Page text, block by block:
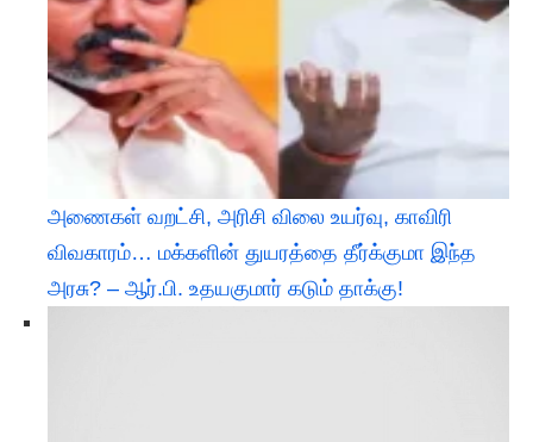
அணைகள் வறட்சி, அரிசி விலை உயர்வு, காவிரி
விவகாரம்… மக்களின் துயரத்தை தீர்க்குமா இந்த
அரசு? – ஆர்.பி. உதயகுமார் கடும் தாக்கு!